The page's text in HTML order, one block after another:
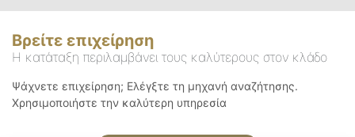
Βρείτε επιχείρηση
Η κατάταξη περιλαμβάνει τους καλύτερους στον κλάδο
Ψάχνετε επιχείρηση; Ελέγξτε τη μηχανή αναζήτησης.
Χρησιμοποιήστε την καλύτερη υπηρεσία